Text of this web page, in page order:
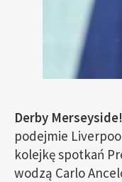
Derby Merseyside!
podejmie
kolejkę spotkań
wodzą Carlo